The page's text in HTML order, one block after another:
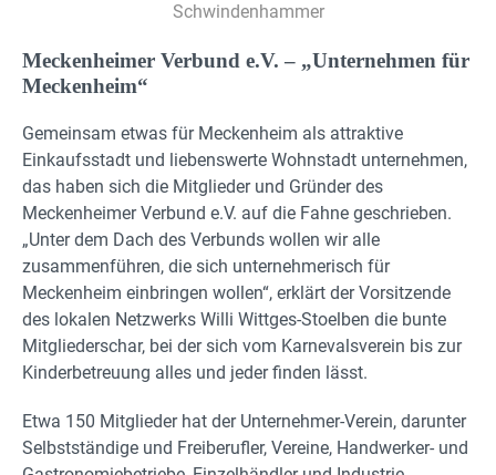
Schwindenhammer
Meckenheimer Verbund e.V. – „Unternehmen für
Meckenheim“
Gemeinsam etwas für Meckenheim als attraktive
Einkaufsstadt und liebenswerte Wohnstadt unternehmen,
das haben sich die Mitglieder und Gründer des
Meckenheimer Verbund e.V. auf die Fahne geschrieben.
„Unter dem Dach des Verbunds wollen wir alle
zusammenführen, die sich unternehmerisch für
Meckenheim einbringen wollen“, erklärt der Vorsitzende
des lokalen Netzwerks Willi Wittges-Stoelben die bunte
Mitgliederschar, bei der sich vom Karnevalsverein bis zur
Kinderbetreuung alles und jeder finden lässt.
Etwa 150 Mitglieder hat der Unternehmer-Verein, darunter
Selbstständige und Freiberufler, Vereine, Handwerker- und